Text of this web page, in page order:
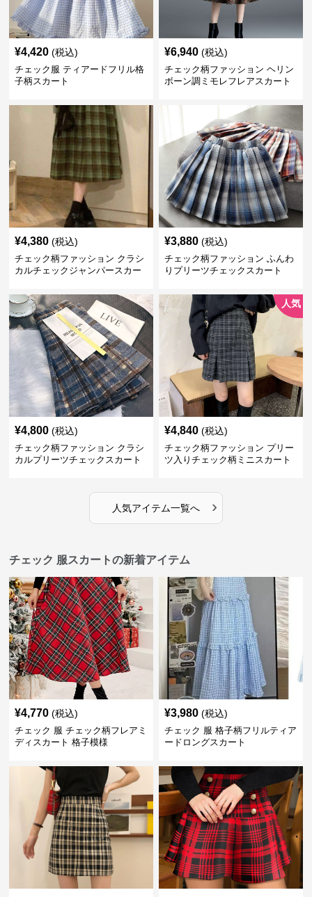
¥4,420 (税込)
チェック服 ティアードフリル格
子柄スカート
¥6,940 (税込)
チェック柄ファッション ヘリン
ボーン調ミモレフレアスカート
¥4,380 (税込)
チェック柄ファッション クラシ
カルチェックジャンパースカー
¥3,880 (税込)
チェック柄ファッション ふんわ
りプリーツチェックスカート
¥4,800 (税込)
チェック柄ファッション クラシ
カルプリーツチェックスカート
人気
¥4,840 (税込)
チェック柄ファッション プリー
ツ入りチェック柄ミニスカート
人気アイテム一覧へ ›
チェック 服スカートの新着アイテム
¥4,770 (税込)
チェック 服 チェック柄フレアミ
ディスカート 格子模様
¥3,980 (税込)
チェック 服 格子柄フリルティア
ードロングスカート